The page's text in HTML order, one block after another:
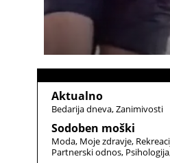
Aktualno
Bedarija dneva Zanimivosti
Sodoben moški
Moda Moje zdravje
Partnerski odnos Psihologija